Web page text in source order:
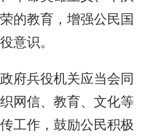
的教育，增强公民国
意识。
府兵役机关应当会同
网信、教育、文化等
工作，鼓励公民积极